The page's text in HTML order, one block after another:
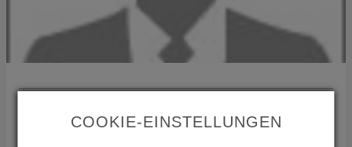
International Sales
COOKIE-EINSTELLUNGEN